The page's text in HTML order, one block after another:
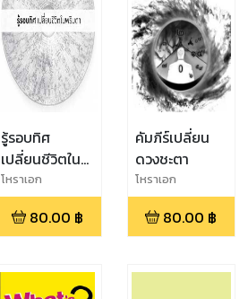
รู้รอบทิศ
เปลี่ยนชีวิตใน
พริบตา
โหราเอก
80.00 ฿
คัมภีร์เปลี่ยน
ดวงชะตา
โหราเอก
80.00 ฿